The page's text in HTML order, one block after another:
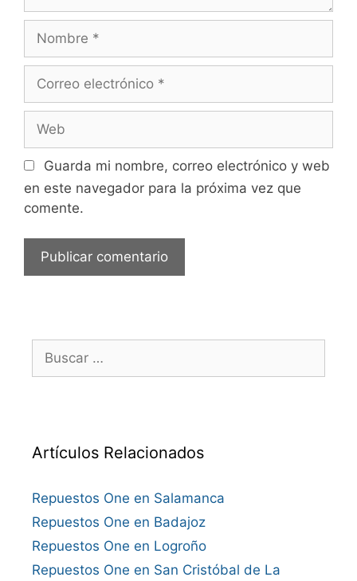
electrónico
Guarda mi nombre, correo electrónico y web
en este navegador para la próxima vez que
comente.
Buscar:
Artículos Relacionados
Repuestos One en Salamanca
Repuestos One en Badajoz
Repuestos One en Logroño
Repuestos One en San Cristóbal de La